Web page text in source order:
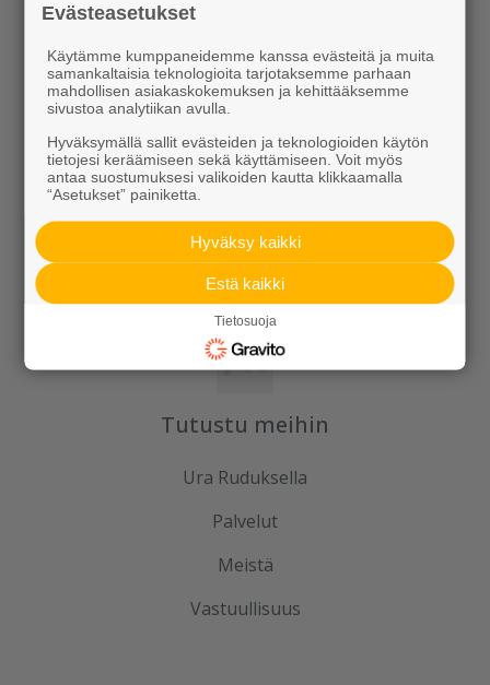
Ideoidaan yhdessä
Kotipolku
Kotipolku blogi
Ideakuvasto
Tutustu meihin
Ura Ruduksella
Palvelut
Meistä
Vastuullisuus
Evästeasetukset
Käytämme kumppaneidemme kanssa evästeitä ja muita
samankaltaisia teknologioita tarjotaksemme parhaan
mahdollisen asiakaskokemuksen ja kehittääksemme
sivustoa analytiikan avulla.
Hyväksymällä sallit evästeiden ja teknologioiden käytön
tietojesi keräämiseen sekä käyttämiseen. Voit myös
antaa suostumuksesi valikoiden kautta klikkaamalla
“Asetukset” painiketta.
Hyväksy kaikki
Estä kaikki
Tietosuoja